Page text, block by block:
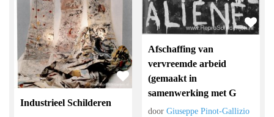
Industrieel Schilderen
Afschaffing van
vervreemde arbeid
(gemaakt in
samenwerking met G
doorGiuseppe Pinot-Gallizio